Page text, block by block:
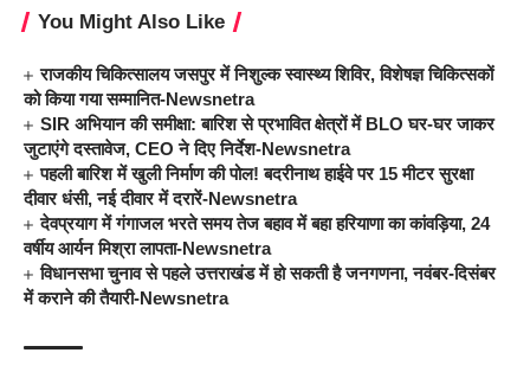
You Might Also Like
राजकीय चिकित्सालय जसपुर में निशुल्क स्वास्थ्य शिविर, विशेषज्ञ चिकित्सकों
को किया गया सम्मानित-Newsnetra
SIR अभियान की समीक्षा: बारिश से प्रभावित क्षेत्रों में BLO घर-घर जाकर
जुटाएंगे दस्तावेज, CEO ने दिए निर्देश-Newsnetra
पहली बारिश में खुली निर्माण की पोल! बदरीनाथ हाईवे पर 15 मीटर सुरक्षा
दीवार धंसी, नई दीवार में दरारें-Newsnetra
देवप्रयाग में गंगाजल भरते समय तेज बहाव में बहा हरियाणा का कांवड़िया, 24
वर्षीय आर्यन मिश्रा लापता-Newsnetra
विधानसभा चुनाव से पहले उत्तराखंड में हो सकती है जनगणना, नवंबर-दिसंबर
में कराने की तैयारी-Newsnetra